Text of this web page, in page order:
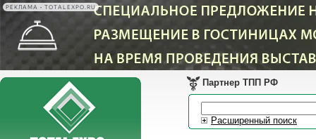
РЕКЛАМА • TOTALEXPO.RU
Партнер ТПП РФ
Расширенный поиск